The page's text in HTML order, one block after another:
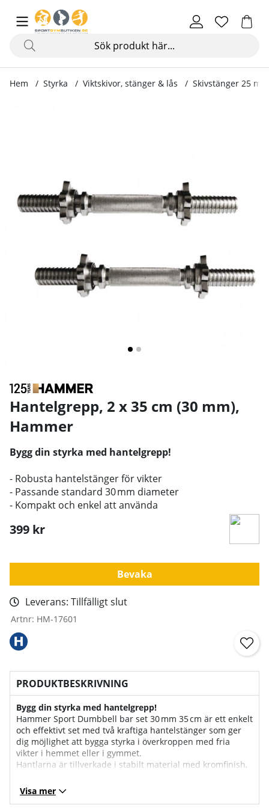
Hem Styrka Viktskivor, stänger & lås Skivstänger 25 mm
Hantelgrepp, 2 x 35 cm (30 mm),
Hammer
Bygg din styrka med hantelgrepp!
- Robusta hantelstänger för vikter
- Passande standard 30 mm diameter
- Kompakt och enkel att använda
399 kr
Bevaka
Leverans: Tillfälligt slut
Artnr: HM-17601
PRODUKTBESKRIVNING
Bygg din styrka med hantelgrepp!
Hammer Sport Dumbbell bar set 30 mm 35 cm är ett enkelt
och effektivt set med två kraftiga hantelstänger som ger
dig möjlighet att bygga styrka i överkroppen med fria
vikter i hemmet eller i gymmet.
Hantlarna är tillverkade i stabilt material med kromfinish,
regelbunden träning.
Genom att kombinera övningar i din träningsrutin kan du
Visa mer